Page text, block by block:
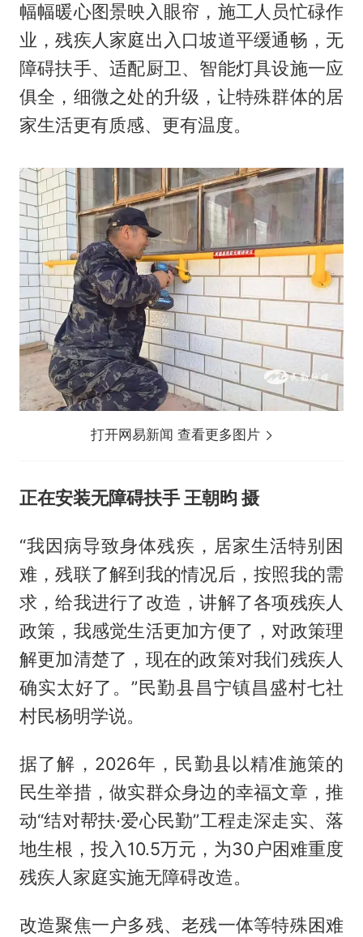
幅幅暖心图景映入眼帘，施工人员忙碌作
业，残疾人家庭出入口坡道平缓通畅，无
障碍扶手、适配厨卫、智能灯具设施一应
俱全，细微之处的升级，让特殊群体的居
家生活更有质感、更有温度。
打开网易新闻 查看更多图片
正在安装无障碍扶手 王朝昀 摄
“我因病导致身体残疾，居家生活特别困
难，残联了解到我的情况后，按照我的需
求，给我进行了改造，讲解了各项残疾人
政策，我感觉生活更加方便了，对政策理
解更加清楚了，现在的政策对我们残疾人
确实太好了。”民勤县昌宁镇昌盛村七社
村民杨明学说。
据了解，2026年，民勤县以精准施策的
民生举措，做实群众身边的幸福文章，推
动“结对帮扶·爱心民勤”工程走深走实、落
地生根，投入10.5万元，为30户困难重度
残疾人家庭实施无障碍改造。
改造聚焦一户多残、老残一体等特殊困难